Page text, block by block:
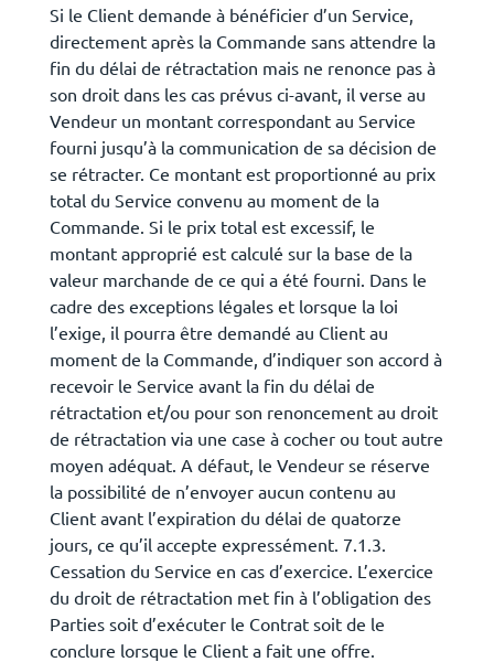
Si le Client demande à bénéficier d’un Service,
directement après la Commande sans attendre la
fin du délai de rétractation mais ne renonce pas à
son droit dans les cas prévus ci-avant, il verse au
Vendeur un montant correspondant au Service
fourni jusqu’à la communication de sa décision de
se rétracter. Ce montant est proportionné au prix
total du Service convenu au moment de la
Commande. Si le prix total est excessif, le
montant approprié est calculé sur la base de la
valeur marchande de ce qui a été fourni. Dans le
cadre des exceptions légales et lorsque la loi
l’exige, il pourra être demandé au Client au
moment de la Commande, d’indiquer son accord à
recevoir le Service avant la fin du délai de
rétractation et/ou pour son renoncement au droit
de rétractation via une case à cocher ou tout autre
moyen adéquat. A défaut, le Vendeur se réserve
la possibilité de n’envoyer aucun contenu au
Client avant l’expiration du délai de quatorze
jours, ce qu’il accepte expressément. 7.1.3.
Cessation du Service en cas d’exercice. L’exercice
du droit de rétractation met fin à l’obligation des
Parties soit d’exécuter le Contrat soit de le
conclure lorsque le Client a fait une offre.